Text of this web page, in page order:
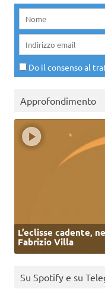
Do il consenso al
Approfondimento
L’eclisse cadente,
Fabrizio Villa
Su Spotify e su